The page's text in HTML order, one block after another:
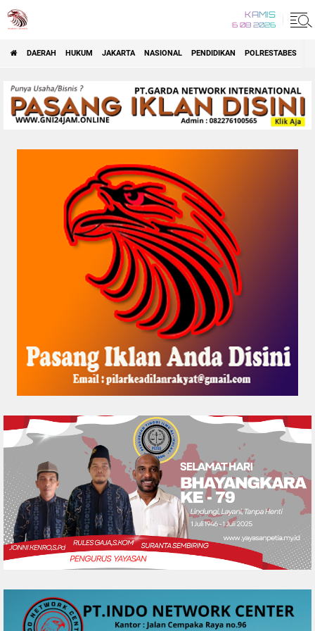
KAMIS
6 08 2026
DAERAH HUKUM JAKARTA NASIONAL PENDIDIKAN POLRESTABES